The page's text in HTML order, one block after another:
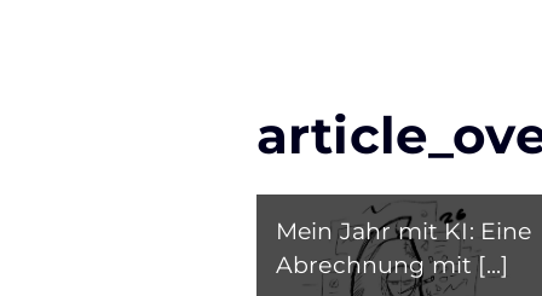
Mein Jahr mit KI: Eine
Abrechnung mit [...]